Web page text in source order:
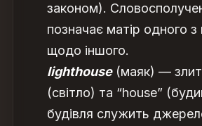
законом).
позначає матір одного
щодо іншого.
lighthouse(маяк) —
(світло) та “house”
будівля служить